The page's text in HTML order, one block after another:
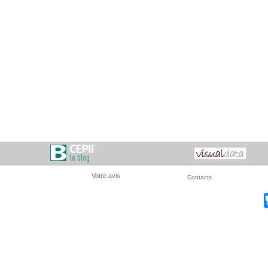
Votre avis Contacts